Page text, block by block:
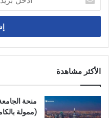
بريدك
الإلكتروني
الأكثر مشاهدة
(ممولة